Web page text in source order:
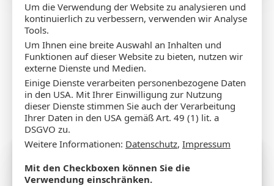
E-Mail: Einrichtung
der Thunderbird App
für Android
01.01.2025 Tobias Pankraz
Um die Verwendung der Website zu analysieren und
kontinuierlich zu verbessern, verwenden wir Analyse
Tools.
Um Ihnen eine breite Auswahl an Inhalten und
Funktionen auf dieser Website zu bieten, nutzen wir
externe Dienste und Medien.
Einige Dienste verarbeiten personenbezogene Daten
in den USA. Mit Ihrer Einwilligung zur Nutzung
dieser Dienste stimmen Sie auch der Verarbeitung
Ihrer Daten in den USA gemäß Art. 49 (1) lit. a
DSGVO zu.
Weitere Informationen: Datenschutz, Impressum
Mit den Checkboxen können Sie die
Verwendung einschränken.